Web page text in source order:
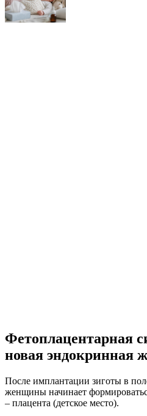
Фетоплацентарная
новая эндокринная
После имплантации зиготы в
женщины начинает
– плацента (детское место).